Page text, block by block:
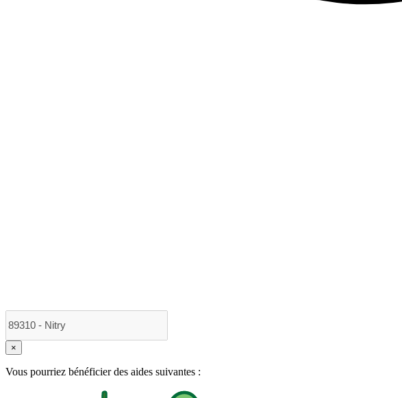
×
Vous pourriez bénéficier des aides suivantes :